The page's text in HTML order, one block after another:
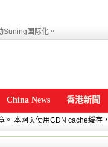
国际化。
China News 香港新聞
本网页使用CDN cache缓存